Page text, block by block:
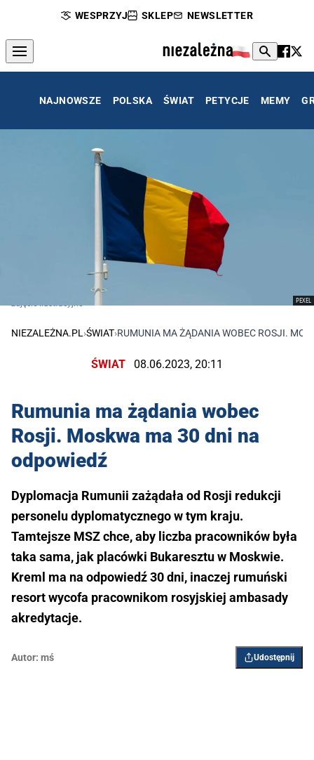
WESPRZYJ SKLEP NEWSLETTER
NAJNOWSZE POLSKA ŚWIAT PETYCJE MEMY
PEXEL
zdjęcie ilustracyjne
NIEZALEŻNA.PL ›ŚWIAT›RUMUNIA MA ŻĄDANIA WOBEC ROSJI.
ŚWIAT 08.06.2023, 20:11
Rumunia ma żądania wobec
Rosji. Moskwa ma 30 dni na
odpowiedź
Dyplomacja Rumunii zażądała od Rosji redukcji
personelu dyplomatycznego w tym kraju.
Tamtejsze MSZ chce, aby liczba pracowników była
taka sama, jak placówki Bukaresztu w Moskwie.
Kreml ma na odpowiedź 30 dni, inaczej rumuński
resort wycofa pracownikom rosyjskiej ambasady
akredytacje.
Autor: mś Udostępnij